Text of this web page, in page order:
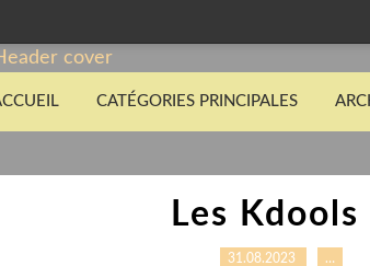
CATÉGORIES PRINCIPALES
Les Kdools
31.08.2023 …